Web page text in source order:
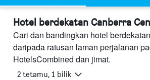
Hotel berdekatan Canberra
Cari dan bandingkan hotel
daripada ratusan laman perjalanan
HotelsCombined dan jimat.
2 tetamu, 1 bilik